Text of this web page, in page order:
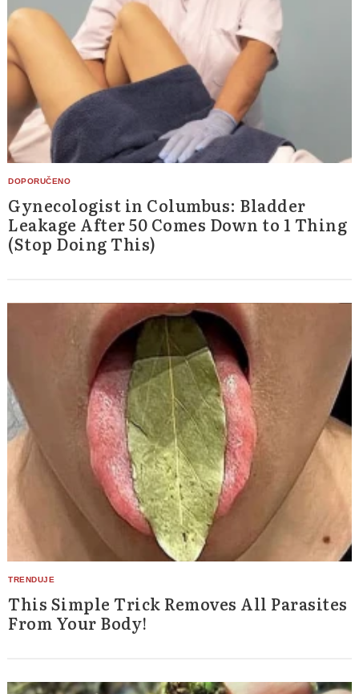
Gynecologist in Columbus: Bladder
Leakage After 50 Comes Down to 1 Thing
(Stop Doing This)
This Simple Trick Removes All Parasites
From Your Body!